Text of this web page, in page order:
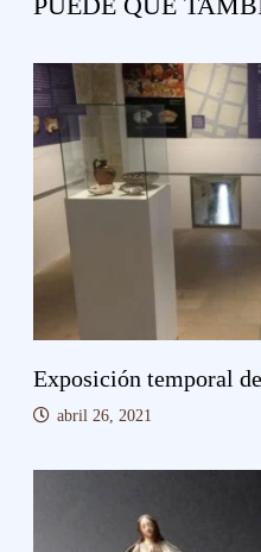
Exposición temporal
abril 26, 2021